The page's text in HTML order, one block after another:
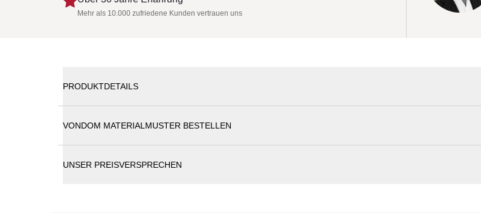
Mehr als 10.000 zufriedene Kunden vertrauen uns
PRODUKTDETAILS
VONDOM MATERIALMUSTER BESTELLEN
UNSER PREISVERSPRECHEN